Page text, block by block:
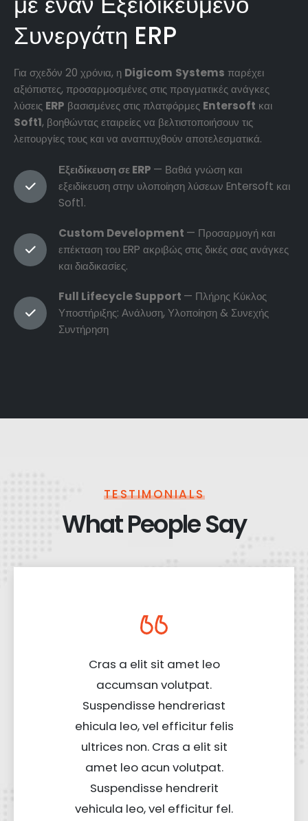
Συνεργάτη ERP
Για σχεδόν 20 χρόνια, η Digicom Systems παρέχει
αξιόπιστες, προσαρμοσμένες στις πραγματικές ανάγκες
λύσεις ERP βασισμένες στις πλατφόρμες Entersoft και
Soft1, βοηθώντας εταιρείες να βελτιστοποιήσουν τις
λειτουργίες τους και να αναπτυχθούν αποτελεσματικά.
Εξειδίκευση σε ERP — Βαθιά γνώση και
εξειδίκευση στην υλοποίηση λύσεων Entersoft και
Soft1.
Custom Development — Προσαρμογή και
επέκταση του ERP ακριβώς στις δικές σας ανάγκες
και διαδικασίες.
Full Lifecycle Support — Πλήρης Κύκλος
Υποστήριξης: Ανάλυση, Υλοποίηση & Συνεχής
Συντήρηση
TESTIMONIALS
What People Say
Cras a elit sit amet leo
accumsan volutpat.
Suspendisse hendreriast
ehicula leo, vel efficitur felis
ultrices non. Cras a elit sit
amet leo acun volutpat.
Suspendisse hendrerit
vehicula leo, vel efficitur fel.